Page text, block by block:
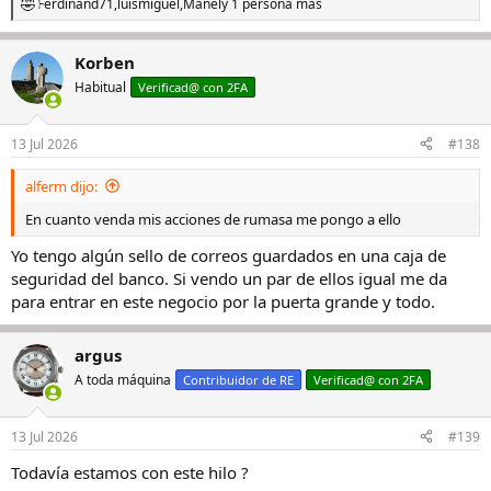
R
e
c
c
i
e
s
Ferdinand71 , luismiguel ,Manely 1 persona más
Korben
Habitual Verificad@ con 2FA
13 Jul 2026 #138
alferm dijo:
En cuanto venda mis acciones de rumasa me pongo a ello
Yo tengo algún sello de correos guardados en una caja de
seguridad del banco. Si vendo un par de ellos igual me da
para entrar en este negocio por la puerta grande y todo.
argus
A toda máquina Contribuidor de RE Verificad@ con 2FA
13 Jul 2026 #139
Todavía estamos con este hilo ?